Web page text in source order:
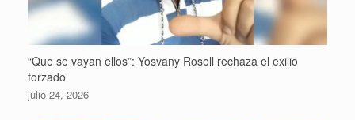
“Que se vayan ellos”: Yosvany Rosell rechaza el exilio
forzado
julio 24, 2026